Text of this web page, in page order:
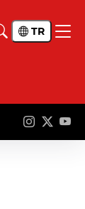
TR